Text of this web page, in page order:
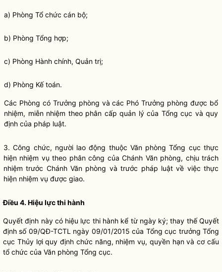
a) Phòng Tổ chức cán bộ;
b) Phòng Tổng hợp;
c) Phòng Hành chính, Quản trị;
d) Phòng Kế toán.
Các Phòng có Trưởng phòng và các Phó Trưởng phòng được bổ
nhiệm, miễn nhiệm theo phân cấp quản lý của Tổng cục và quy
định của pháp luật.
3. Công chức, người lao động thuộc Văn phòng Tổng cục thực
hiện nhiệm vụ theo phân công củaChánh Văn phòng, chịu trách
nhiệm trước Chánh Văn phòng và trước pháp luậtvề việc thực
hiện nhiệm vụ được giao.
Điều 4. Hiệu lực thi hành
Quyết định này có hiệu lực thi hành kể từ ngày ký; thay thế Quyết
định số 09/QĐ-TCTL ngày 09/01/2015 của Tổng cục trưởng Tổng
cục Thủy lợi quy định chức năng, nhiệm vụ, quyềnhạn và cơ cấu
tổ chức của Văn phòng Tổng cục.